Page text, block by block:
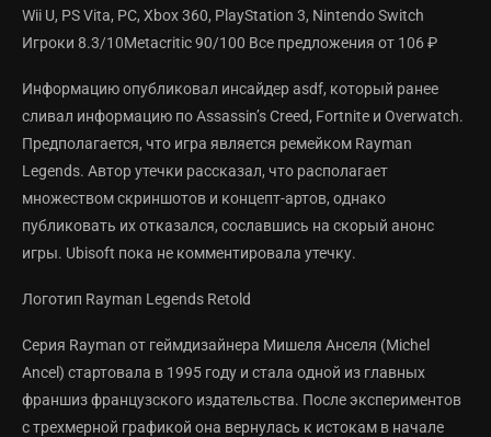
Wii U, PS Vita, PC, Xbox 360, PlayStation 3, Nintendo Switch
Игроки 8.3/10Metacritic90/100 Все предложения от 106 ₽
Информацию опубликовал инсайдер asdf, который ранее
сливал информацию по Assassin’s Creed, Fortnite и Overwatch.
Предполагается, что игра является ремейком Rayman
Legends. Автор утечки рассказал, что располагает
множеством скриншотов и концепт-артов, однако
публиковать их отказался, сославшись на скорый анонс
игры. Ubisoft пока не комментировала утечку.
Логотип Rayman Legends Retold
Серия Rayman от геймдизайнера Мишеля Анселя (Michel
Ancel) стартовала в 1995 году и стала одной из главных
франшиз французского издательства. После экспериментов
с трехмерной графикой она вернулась к истокам в начале